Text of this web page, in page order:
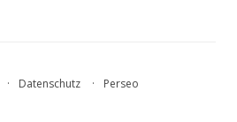
Datenschutz Perseo